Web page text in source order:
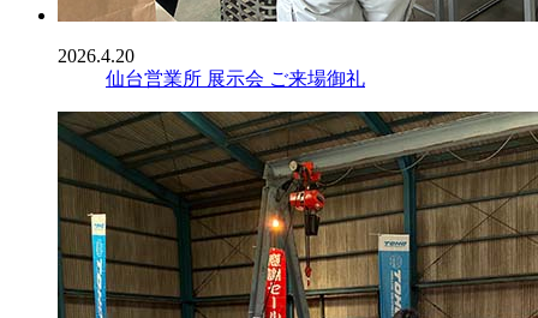
2026.4.20
仙台営業所 展示会 ご来場御礼